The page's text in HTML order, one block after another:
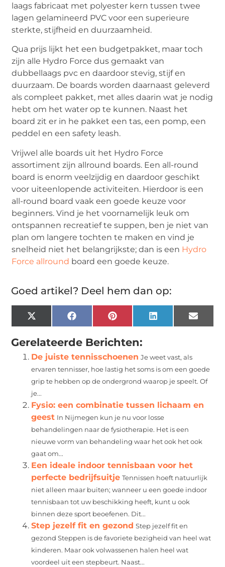
laags fabricaat met polyester kern tussen twee
lagen gelamineerd PVC voor een superieure
sterkte, stijfheid en duurzaamheid.
Qua prijs lijkt het een budgetpakket, maar toch
zijn alle Hydro Force dus gemaakt van
dubbellaags pvc en daardoor stevig, stijf en
duurzaam. De boards worden daarnaast geleverd
als compleet pakket, met alles daarin wat je nodig
hebt om het water op te kunnen. Naast het
board zit er in he pakket een tas, een pomp, een
peddel en een safety leash.
Vrijwel alle boards uit het Hydro Force
assortiment zijn allround boards. Een all-round
board is enorm veelzijdig en daardoor geschikt
voor uiteenlopende activiteiten. Hierdoor is een
all-round board vaak een goede keuze voor
beginners. Vind je het voornamelijk leuk om
ontspannen recreatief te suppen, ben je niet van
plan om langere tochten te maken en vind je
snelheid niet het belangrijkste; dan is een Hydro
Force allround board een goede keuze.
Goed artikel? Deel hem dan op:
X
(Twitter)
FacebookPinterest LinkedIn Email
Gerelateerde Berichten:
De juiste tennisschoenen Je weet vast, als
ervaren tennisser, hoe lastig het soms is om een goede
grip te hebben op de ondergrond waarop je speelt. Of
je...
Fysio: een combinatie tussen lichaam en
geest In Nijmegen kun je nu voor losse
behandelingen naar de fysiotherapie. Het is een
nieuwe vorm van behandeling waar het ook het ook
gaat om...
Een ideale indoor tennisbaan voor het
perfecte bedrijfsuitje Tennissen hoeft natuurlijk
niet alleen maar buiten; wanneer u een goede indoor
tennisbaan tot uw beschikking heeft, kunt u ook
binnen deze sport beoefenen. Dit...
Step jezelf fit en gezond Step jezelf fit en
gezond Steppen is de favoriete bezigheid van heel wat
kinderen. Maar ook volwassenen halen heel wat
voordeel uit een stepbeurt. Naast...